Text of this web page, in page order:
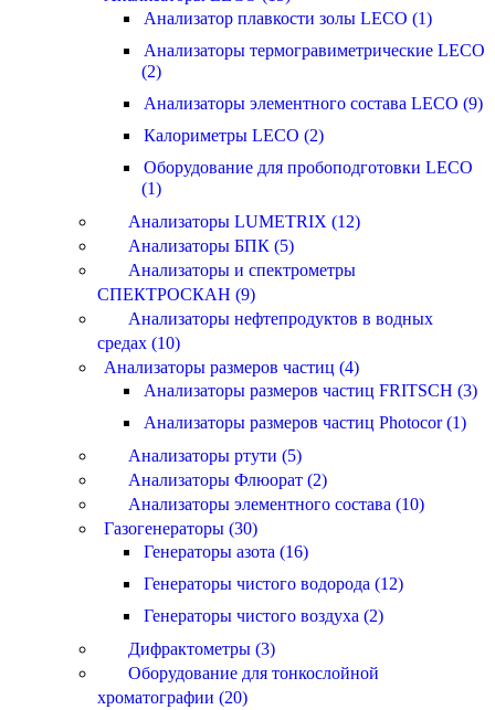
Анализатор плавкости золы LECO (1)
Анализаторы термогравиметрические LECO
(2)
Анализаторы элементного состава LECO (9)
Калориметры LECO (2)
Оборудование для пробоподготовки LECO
(1)
Анализаторы LUMETRIX (12)
Анализаторы БПК (5)
Анализаторы и спектрометры
СПЕКТРОСКАН (9)
Анализаторы нефтепродуктов в водных
средах (10)
Анализаторы размеров частиц (4)
Анализаторы размеров частиц FRITSCH (3)
Анализаторы размеров частиц Photocor (1)
Анализаторы ртути (5)
Анализаторы Флюорат (2)
Анализаторы элементного состава (10)
Газогенераторы (30)
Генераторы азота (16)
Генераторы чистого водорода (12)
Генераторы чистого воздуха (2)
Дифрактометры (3)
Оборудование для тонкослойной
хроматографии (20)